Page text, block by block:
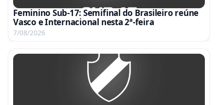
Feminino Sub-17: Semifinal do Brasileiro reúne
Vasco e Internacional nesta 2ª-feira
7/08/2026